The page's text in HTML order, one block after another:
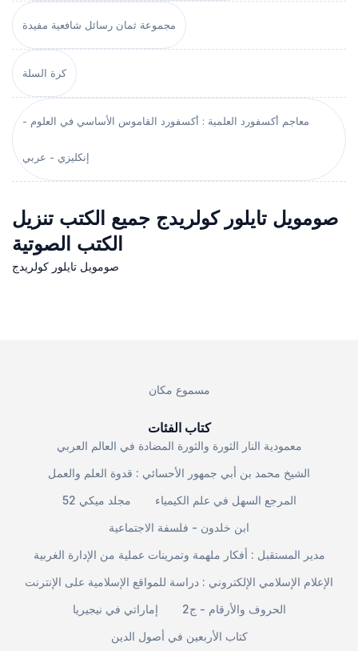
مجموعة ثمان رسائل شافعية مفيدة
كرة السلة
معاجم أكسفورد العلمية : أكسفورد القاموس الأساسي في العلوم -
إنكليزي - عربي
صومويل تايلور كولريدج جميع الكتب تنزيل
الكتب الصوتية
صومويل تايلور كولريدج
مسموع مكان
كتاب الفئات
معمودية النار الثورة والثورة المضادة في العالم العربي
الشيخ محمد بن أبي جمهور الأحسائي : قدوة العلم والعمل
مجلد ميكي 52
المرجع السهل في علم الكيمياء
ابن خلدون - فلسفة الاجتماعية
مدير المستقبل : أفكار ملهمة وتمرينات عملية من الإدارة الغربية
الإعلام الإسلامي الإلكتروني : دراسة للمواقع الإسلامية على الإنترنت
إماراتي في نيجيريا
الحروف والأرقام - ج2
كتاب الأربعين في أصول الدين